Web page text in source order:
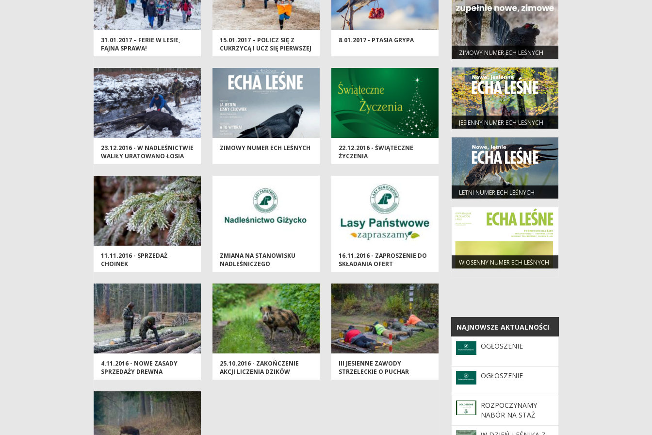
31.01.2017 – FERIE W LESIE,
FAJNA SPRAWA!
15.01.2017 – POLICZ SIĘ Z
CUKRZYCĄ I UCZ SIĘ PIERWSZEJ
POMOCY W WYDMINACH
8.01.2017 - PTASIA GRYPA
23.12.2016 - W NADLEŚNICTWIE
WALIŁY URATOWANO ŁOSIA
ZIMOWY NUMER ECH LEŚNYCH
22.12.2016 - ŚWIĄTECZNE
ŻYCZENIA
11.11.2016 - SPRZEDAŻ
CHOINEK
ZMIANA NA STANOWISKU
NADLEŚNICZEGO
NADLEŚNICTWA GIŻYCKO
16.11.2016 - ZAPROSZENIE DO
SKŁADANIA OFERT
4.11.2016 - NOWE ZASADY
SPRZEDAŻY DREWNA
25.10.2016 - ZAKOŃCZENIE
AKCJI LICZENIA DZIKÓW
III JESIENNE ZAWODY
STRZELECKIE O PUCHAR
NADLEŚNICZEGO
ZIMOWY NUMER ECH LEŚNYCH
JESIENNY NUMER ECH LEŚNYCH
LETNI NUMER ECH LEŚNYCH
WIOSENNY NUMER ECH LEŚNYCH
NAJNOWSZE AKTUALNOŚCI
NAJNOWSZE AKTUALNOŚCI
OGŁOSZENIE
OGŁOSZENIE
ROZPOCZYNAMY
NABÓR NA STAŻ